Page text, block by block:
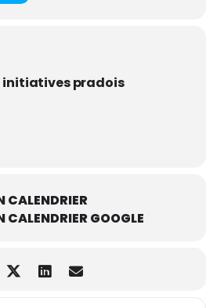
initiatives pradois
CALENDRIER
GOOGLE